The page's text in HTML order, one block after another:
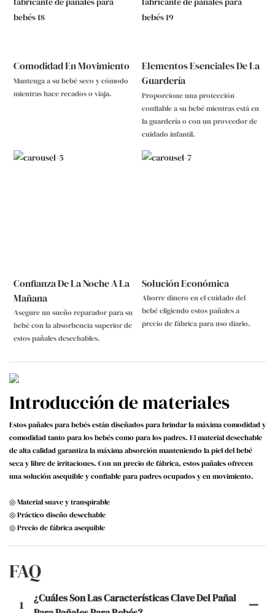
Comodidad En Movimiento
Mantenga a su bebé seco y cómodo
mientras hace recados o viaja.
Elementos Esenciales De La
Guardería
Proporcione una protección
confiable a su bebé mientras está en
la guardería o con un proveedor de
cuidado infantil.
Confianza De La Noche A La
Mañana
Asegure un sueño reparador para su
bebé con la absorbencia superior de
estos pañales desechables.
Solución Económica
Ahorre dinero en el cuidado del
bebé eligiendo estos pañales a
precio de fábrica para uso diario.
Introducción de materiales
Estos pañales para bebés están diseñados para brindar la máxima comodidad y
comodidad tanto para los bebés como para los padres. El material desechable
de alta calidad garantiza la máxima absorción manteniendo la piel del bebé
seca y libre de irritaciones. Con un precio de fábrica, estos pañales ofrecen
una solución asequible y confiable para padres ocupados y en movimiento.
◎ Material suave y transpirable
◎ Práctico diseño desechable
◎ Precio de fábrica asequible
FAQ
1
¿Cuáles Son Las Características Clave Del Pañal